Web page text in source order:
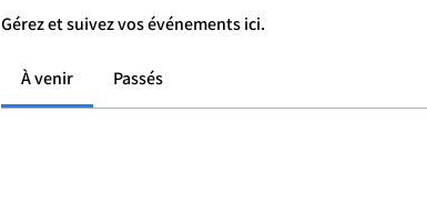
Gérez et suivez vos événements ici.
À venir Passés